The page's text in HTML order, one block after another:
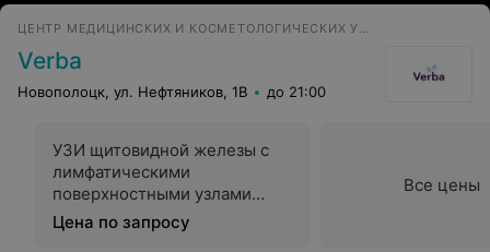
ЦЕНТР МЕДИЦИНСКИХ И КОСМЕТОЛОГИЧЕСКИХ УСЛУГ
Verba
Новополоцк, ул. Нефтяников, 1В до 21:00
УЗИ щитовидной железы с
лимфатическими
поверхностными узлами
детям
Цена по запросу
Все цены